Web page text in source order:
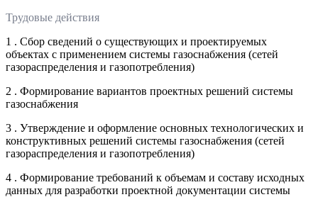
Трудовые действия
1 . Сбор сведений о существующих и проектируемых
объектах с применением системы газоснабжения (сетей
газораспределения и газопотребления)
2 . Формирование вариантов проектных решений системы
газоснабжения
3 . Утверждение и оформление основных технологических и
конструктивных решений системы газоснабжения (сетей
газораспределения и газопотребления)
4 . Формирование требований к объемам и составу исходных
данных для разработки проектной документации системы